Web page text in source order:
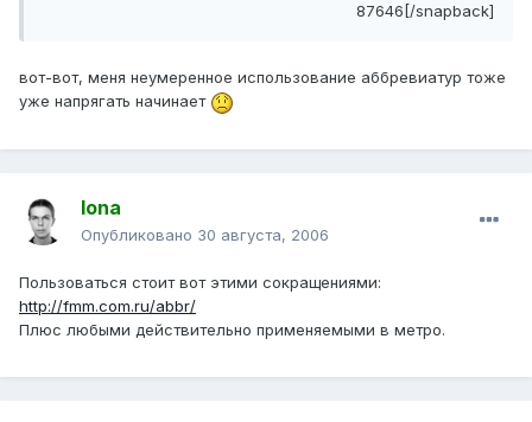
87646[/snapback]
вот-вот, меня неумеренное использование аббревиатур тоже
уже напрягать начинает
Iona
Опубликовано 30 августа, 2006
Пользоваться стоит вот этими сокращениями:
http://fmm.com.ru/abbr/
Плюс любыми действительно применяемыми в метро.